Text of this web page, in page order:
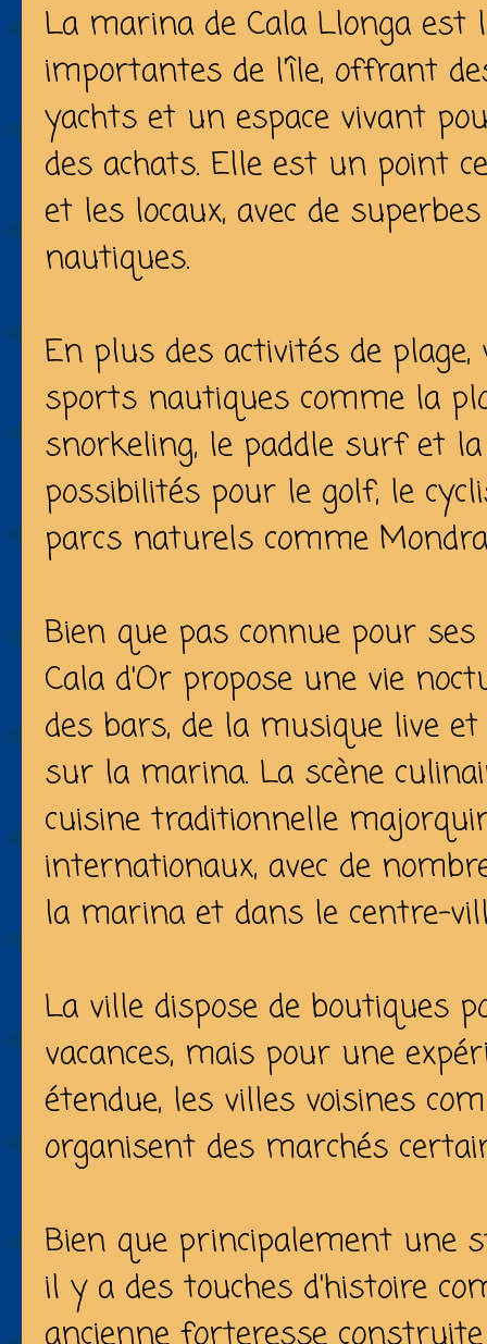
La marina de Cala Llonga est
importantes de l'île, offrant
yachts et un espace vivant
des achats. Elle est un point
et les locaux, avec de
nautiques.
En plus des activités de
sports nautiques comme la
snorkeling, le paddle surf et
possibilités pour le golf, le
parcs naturels comme
Bien que pas connue pour ses
Cala d'Or propose une vie
des bars, de la musique live
sur la marina. La scène
cuisine traditionnelle
internationaux, avec de
la marina et dans le centre-
La ville dispose de boutiques
vacances, mais pour une
étendue, les villes voisines
organisent des marchés
Bien que principalement une
il y a des touches d'histoire